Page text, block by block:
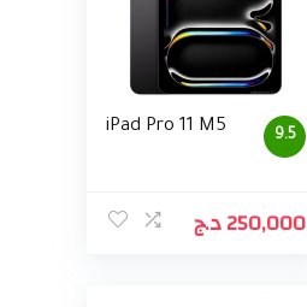
9.5
iPad Pro 11 M5
250,000د.ج